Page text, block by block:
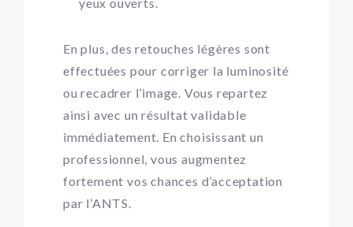
En plus, des retouches légères sont
effectuées pour corriger la luminosité
ou recadrer l’image. Vous repartez
ainsi avec un résultat validable
immédiatement. En choisissant un
professionnel, vous augmentez
fortement vos chances d’acceptation
par l’ANTS.